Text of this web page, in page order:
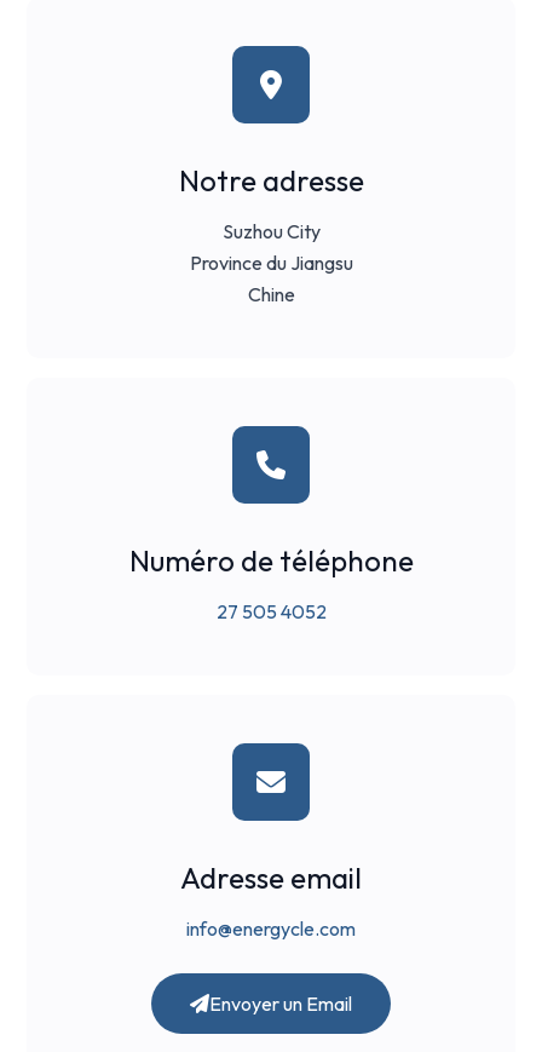
Notre adresse
Suzhou City
Province du Jiangsu
Chine
Numéro de téléphone
27 505 4052
Adresse email
info@energycle.com
Envoyer un Email